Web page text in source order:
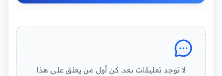
لا توجد تعليقات بعد. كن أول من يعلق على هذا